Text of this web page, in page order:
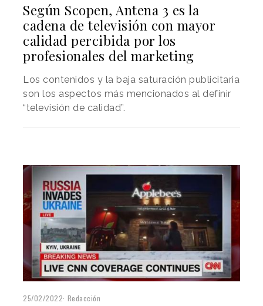
Según Scopen, Antena 3 es la
cadena de televisión con mayor
calidad percibida por los
profesionales del marketing
Los contenidos y la baja saturación publicitaria
son los aspectos más mencionados al definir
“televisión de calidad”.
25/02/2022 Redacción